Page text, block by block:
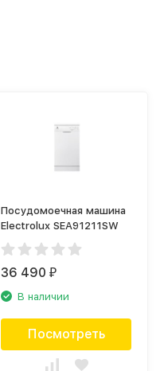
Посудомоечная машина
Electrolux SEA91211SW
36 490₽
В наличии
Посмотреть